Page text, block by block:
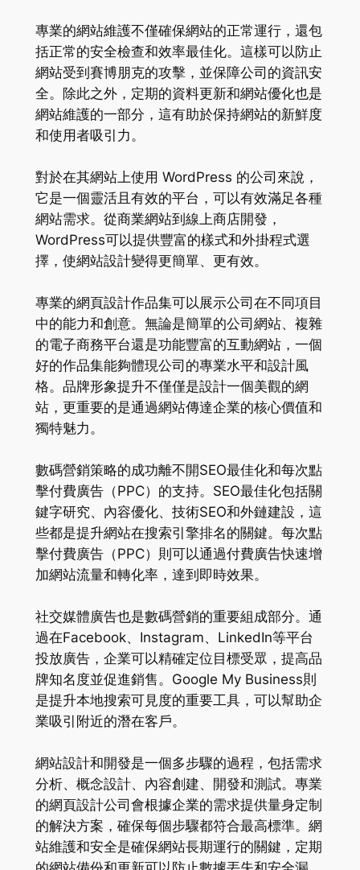
專業的網站維護不僅確保網站的正常運行，還包
括正常的安全檢查和效率最佳化。這樣可以防止
網站受到賽博朋克的攻擊，並保障公司的資訊安
全。除此之外，定期的資料更新和網站優化也是
網站維護的一部分，這有助於保持網站的新鮮度
和使用者吸引力。
對於在其網站上使用 WordPress 的公司來說，
它是一個靈活且有效的平台，可以有效滿足各種
網站需求。從商業網站到線上商店開發，
WordPress可以提供豐富的樣式和外掛程式選
擇，使網站設計變得更簡單、更有效。
專業的網頁設計作品集可以展示公司在不同項目
中的能力和創意。無論是簡單的公司網站、複雜
的電子商務平台還是功能豐富的互動網站，一個
好的作品集能夠體現公司的專業水平和設計風
格。品牌形象提升不僅僅是設計一個美觀的網
站，更重要的是通過網站傳達企業的核心價值和
獨特魅力。
數碼營銷策略的成功離不開SEO最佳化和每次點
擊付費廣告（PPC）的支持。SEO最佳化包括關
鍵字研究、內容優化、技術SEO和外鏈建設，這
些都是提升網站在搜索引擎排名的關鍵。每次點
擊付費廣告（PPC）則可以通過付費廣告快速增
加網站流量和轉化率，達到即時效果。
社交媒體廣告也是數碼營銷的重要組成部分。通
過在Facebook、Instagram、LinkedIn等平台
投放廣告，企業可以精確定位目標受眾，提高品
牌知名度並促進銷售。Google My Business則
是提升本地搜索可見度的重要工具，可以幫助企
業吸引附近的潛在客戶。
網站設計和開發是一個多步驟的過程，包括需求
分析、概念設計、內容創建、開發和測試。專業
的網頁設計公司會根據企業的需求提供量身定制
的解決方案，確保每個步驟都符合最高標準。網
站維護和安全是確保網站長期運行的關鍵，定期